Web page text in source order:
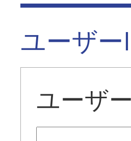
ユーザ
ユーザ